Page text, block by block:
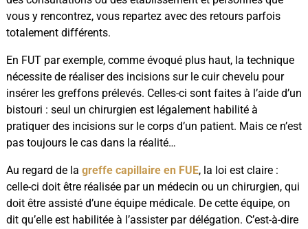
vous y rencontrez, vous repartez avec des retours parfois
totalement différents.
En FUT par exemple, comme évoqué plus haut, la technique
nécessite de réaliser des incisions sur le cuir chevelu pour
insérer les greffons prélevés. Celles-ci sont faites à l’aide d’un
bistouri : seul un chirurgien est légalement habilité à
pratiquer des incisions sur le corps d’un patient. Mais ce n’est
pas toujours le cas dans la réalité…
Au regard de la greffe capillaire en FUE, la loi est claire :
celle-ci doit être réalisée par un médecin ou un chirurgien, qui
doit être assisté d’une équipe médicale. De cette équipe, on
dit qu’elle est habilitée à l’assister par délégation. C’est-à-dire